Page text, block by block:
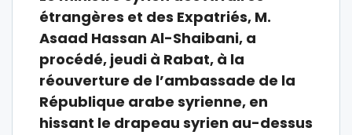
étrangères et des Expatriés, M.
Asaad Hassan Al-Shaibani, a
procédé, jeudi à Rabat, à la
réouverture de l’ambassade de la
République arabe syrienne, en
hissant le drapeau syrien au-dessus